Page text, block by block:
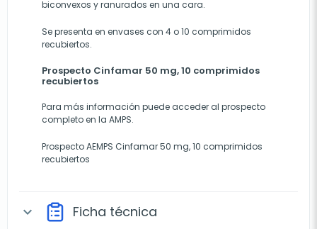
biconvexos y ranurados en una cara.
Se presenta en envases con 4 o 10 comprimidos
recubiertos.
Prospecto Cinfamar 50 mg, 10 comprimidos
recubiertos
Para más información puede acceder al prospecto
completo en la AMPS.
Prospecto AEMPS Cinfamar 50 mg, 10 comprimidos
recubiertos
expand_more Ficha técnica